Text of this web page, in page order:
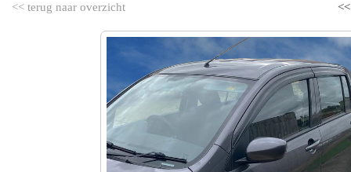
<< terug naar overzicht